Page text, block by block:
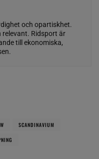
och opartiskhet.
relevant. Ridsport är
till ekonomiska,
SCANDINAVIUM